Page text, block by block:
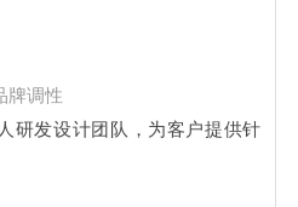
牌调性
研发设计团队，为客户提供针